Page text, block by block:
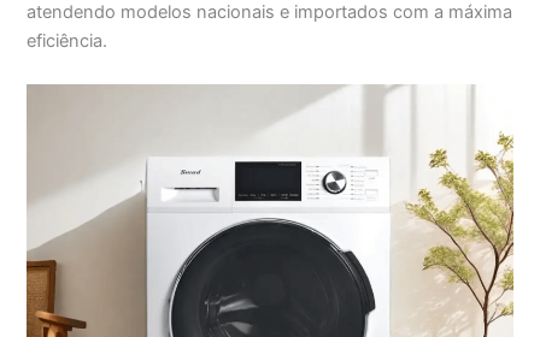
atendendo modelos nacionais e importados com a máxima
eficiência.